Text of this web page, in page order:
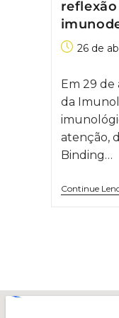
26 de
Em 29 de
da
atenção,
Binding…
Continue